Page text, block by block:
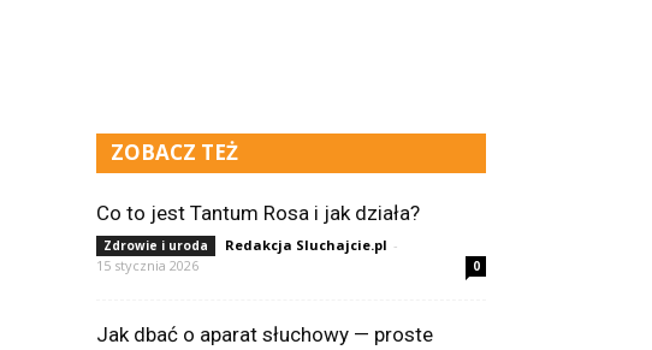
ZOBACZ TEŻ
Co to jest Tantum Rosa i jak działa?
Zdrowie i uroda Redakcja Sluchajcie.pl -
15 stycznia 2026
0
Jak dbać o aparat słuchowy — proste